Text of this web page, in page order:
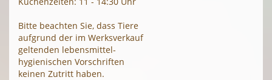
Bitte beachten Sie, dass Tiere
aufgrund der im Werksverkauf
geltenden lebens­mittel­
hygienischen Vorschriften
keinen Zutritt haben.